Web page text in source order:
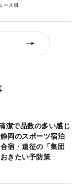
ース班
潔で品数の多い感じ
岡のスポーツ宿泊
宿・遠征の「集団
きたい予防策